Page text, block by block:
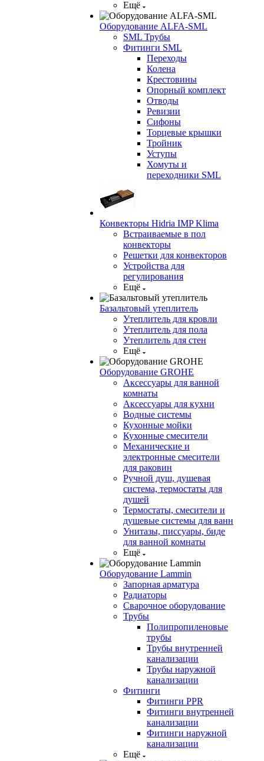
Ещё
Оборудование ALFA-SML
SML Трубы
Фитинги SML
Переходы
Колена
Крестовины
Опорный комплект
Отводы
Ревизии
Сифоны
Торцевые крышки
Тройник
Уступы
Хомуты и
переходники SML
Конвекторы Hidria IMP Klima
Встраиваемые в пол
конвекторы
Решетки для конвекторов
Устройства для
регулирования
Ещё
Базальтовый утеплитель
Утеплитель для кровли
Утеплитель для пола
Утеплитель для стен
Ещё
Оборудование GROHE
Аксессуары для ванной
комнаты
Аксессуары для кухни
Водные системы
Кухонные мойки
Кухонные смесители
Механические и
электронные смесители
для раковин
Ручной душ, душевая
система, термостаты для
душей
Термостаты, смесители и
душевые системы для ванн
Унитазы, писсуары, биде
для ванной комнаты
Ещё
Оборудование Lammin
Запорная арматура
Радиаторы
Сварочное оборудование
Трубы
Полипропиленовые
трубы
Трубы внутренней
канализации
Трубы наружной
канализации
Фитинги
Фитинги PPR
Фитинги внутренней
канализации
Фитинги наружной
канализации
Ещё